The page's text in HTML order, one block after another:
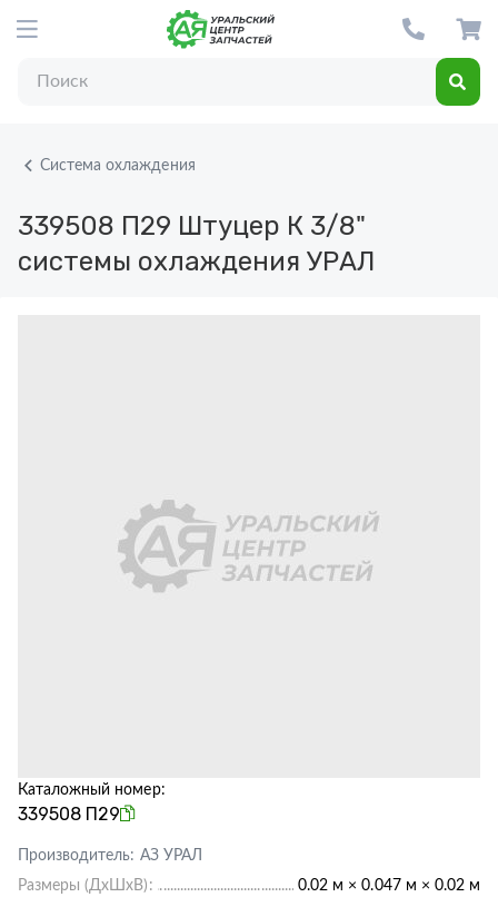
Система охлаждения
339508 П29 Штуцер К 3/8"
системы охлаждения УРАЛ
Каталожный номер:
339508 П29
Производитель: АЗ УРАЛ
Размеры (ДхШхВ):
0.02 м × 0.047 м × 0.02 м